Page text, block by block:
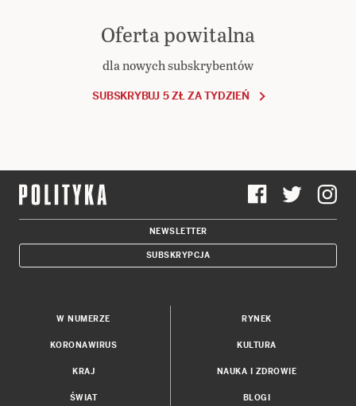
Oferta powitalna
dla nowych subskrybentów
SUBSKRYBUJ 5 ZŁ ZA TYDZIEŃ
NEWSLETTER
SUBSKRYPCJA
W NUMERZE
KORONAWIRUS
KRAJ
ŚWIAT
RYNEK
KULTURA
NAUKA I ZDROWIE
BLOGI